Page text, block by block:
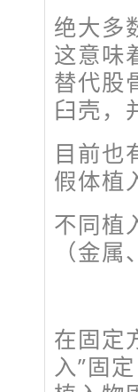
绝大多
这意味
替代股
臼壳，
目前也
假体植
不同植
（金
在固定
入”固